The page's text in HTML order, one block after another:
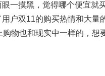
一摸黑，觉得哪个便宜就
户双11的购买热情和大量
物也和现实中一样的，想